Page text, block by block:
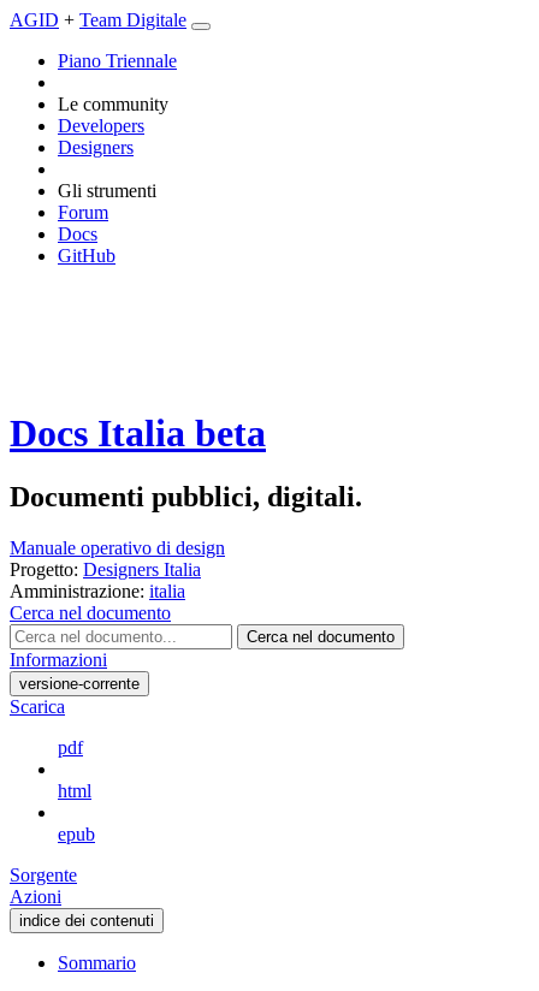
AGID + Team Digitale
Piano Triennale
Le community
Developers
Designers
Gli strumenti
Forum
Docs
GitHub
Docs Italia beta
Documenti pubblici, digitali.
Manuale operativo di design
Progetto: Designers Italia
Amministrazione: italia
Cerca nel documento
Cerca nel documento
Informazioni
versione-corrente
Scarica
pdf
html
epub
Sorgente
Azioni
indice dei contenuti
Sommario